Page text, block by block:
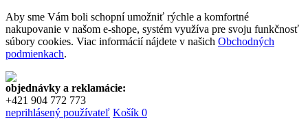
Aby sme Vám boli schopní umožniť rýchle a komfortné
nakupovanie v našom e-shope, systém využíva pre svoju funkčnosť
súbory cookies. Viac informácií nájdete v našich Obchodných
podmienkach.
objednávky a reklamácie:
+421 904 772 773
neprihlásený používateľ Košík 0